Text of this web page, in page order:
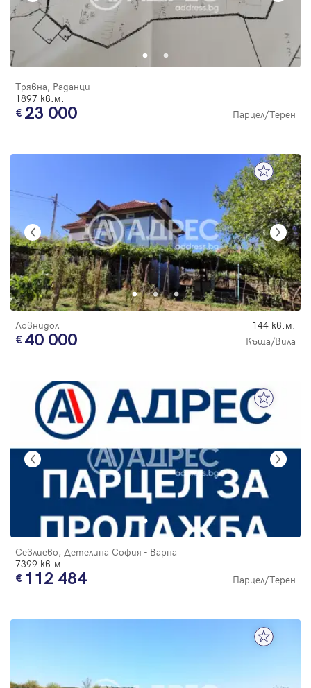
Трявна, Раданци
1897 кв.м.
23 000 Парцел/Терен
Ловнидол 144 кв.м.
40 000 Къща/Вила
Севлиево, Детелина София - Варна
7399 кв.м.
112 484 Парцел/Терен